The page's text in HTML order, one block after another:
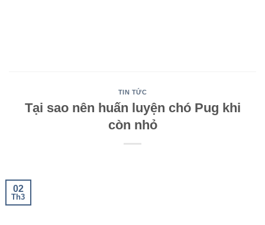
TIN TỨC
Tại sao nên huấn luyện chó Pug khi
còn nhỏ
02
Th3